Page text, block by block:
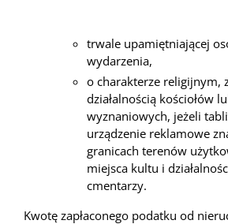
trwale upamiętniającej
wydarzenia,
o charakterze religijnym,
działalnością kościołów
wyznaniowych, jeżeli
urządzenie reklamowe
granicach terenów
miejsca kultu i
cmentarzy.
Kwotę zapłaconego podatku od